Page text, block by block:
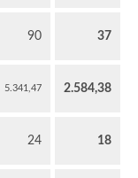
90 37
5.341,47 2.584,38
24 18